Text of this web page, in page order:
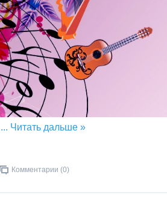
... Читать дальше »
Комментарии (0)